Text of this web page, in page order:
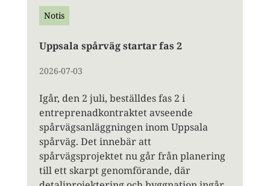
Notis
Uppsala spårväg startar fas 2
2026-07-03
Igår, den 2 juli, beställdes fas 2 i
entreprenadkontraktet avseende
spårvägsanläggningen inom Uppsala
spårväg. Det innebär att
spårvägsprojektet nu går från planering
till ett skarpt genomförande, där